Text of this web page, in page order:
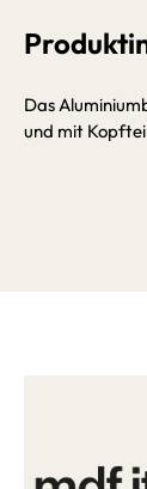
Das
und mit